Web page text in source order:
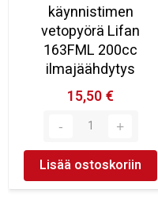
käynnistimen
vetopyörä Lifan
163FML 200cc
ilmajäähdytys
15,50 €
Lisää ostoskoriin